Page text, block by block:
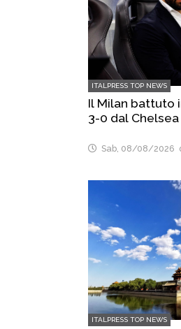
ITALPRESS TOP NEWS
Il Milan battuto
3-0 dal Chelsea
Sab, 08/08/2026
ITALPRESS TOP NEWS